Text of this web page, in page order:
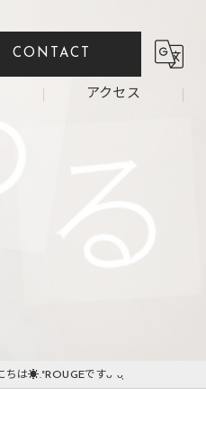
CONTACT
アクセス
ちは☀️.°ROUGEですᴗ ᴗ͈